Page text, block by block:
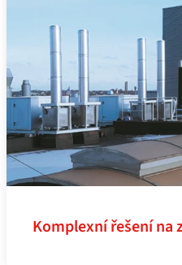
Komplexní řešení na